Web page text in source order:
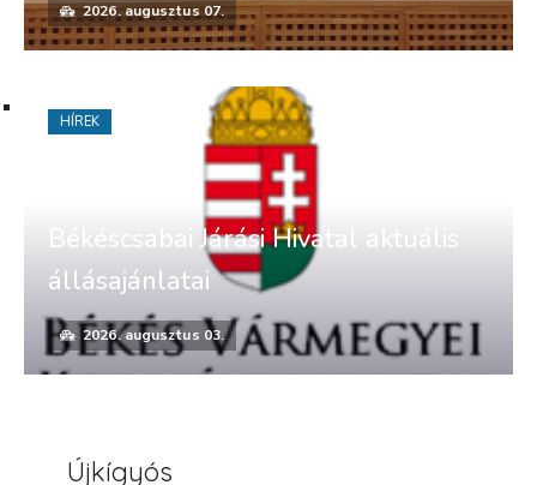
2026. augusztus 07.
Békéscsabai Járási Hivatal aktuális
állásajánlatai
2026. augusztus 03.
HÍREK
Újkígyós